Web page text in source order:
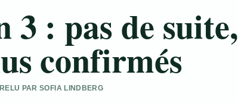
3 : pas de suite,
confirmés
PAR SOFIA LINDBERG